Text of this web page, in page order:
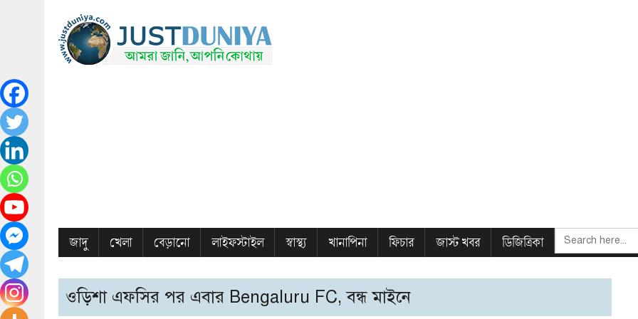
জাদু খেলা বেড়ানো লাইফস্টাইল স্বাস্থ্য খানাপিনা ফিচার জাস্ট খবর ডিজিত্রিকা
SEARCH
FOR:
ওড়িশা এফসির পর এবার Bengaluru FC, বন্ধ মাইনে